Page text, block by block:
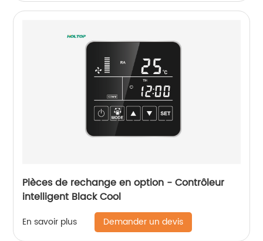
Pièces de rechange en option - Contrôleur
intelligent Black Cool
En savoir plus Demander un devis